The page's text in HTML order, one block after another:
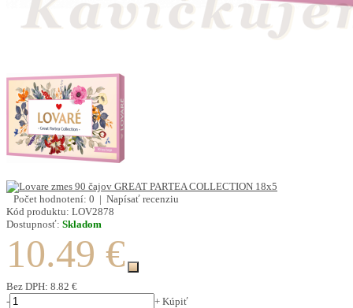
Počet hodnotení: 0 | Napísať recenziu
Kód produktu: LOV2878
Dostupnosť: Skladom
10.49 €
Bez DPH: 8.82 €
-
+ Kúpiť